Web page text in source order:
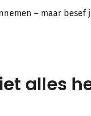
– maar besef
alles